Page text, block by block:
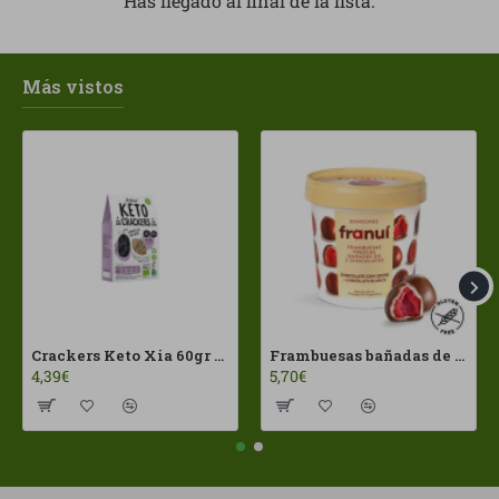
Más vistos
Crackers Keto Xia 60gr Joice Foods ECO
4,39€
Frambuesas bañadas de chocolates con leche Franui 150gr Sin Gluten
5,70€